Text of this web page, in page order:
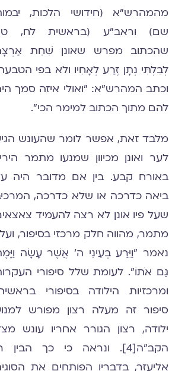
מהמהרש"א (חידושי הלכות,
שם) וראב"ע (בראשית לח,
שהכתוב מפרש שאונן שִׁחֵת
לְבִלְתִּי נְתָן זֶרַע לְאָחִיו ולא בפי
וכתב המהרש"א: "ואולי איזה סמך
להם מתוך הכתוב למימר הכי".
מלבד זאת, אפשר לומר שהעונש
לער ואונן מכיוון שמנעו מתמר
באורח קבע. בין אם מדובר היה
ביאה כדרכה או שלא כדרכה,
שעל פיו אונן לא רצה להעמיד
מתמר, מהווה חלק מרכזי בסיפור,
נאמר "וַיֵּרַע בְּעֵינֵי ה' אֲשֶׁר עָשָׂה
גַּם אֹתוֹ". לעומת שלל סיפורי
ומרכזיות הילודה בסיפורי
סיפור זה מעלה רצון מפורש
ילודה, רצון הגורר אחריו עונש
הקב"ה[4]. ונראה כי כך הבין
אליעזר, בדבריו הפותחים את